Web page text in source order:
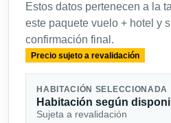
Estos datos pertenecen a la
este paquete vuelo + hotel y
confirmación final.
Precio sujeto a revalidación
HABITACIÓN SELECCIONADA
Habitación según
Sujeta a revalidación